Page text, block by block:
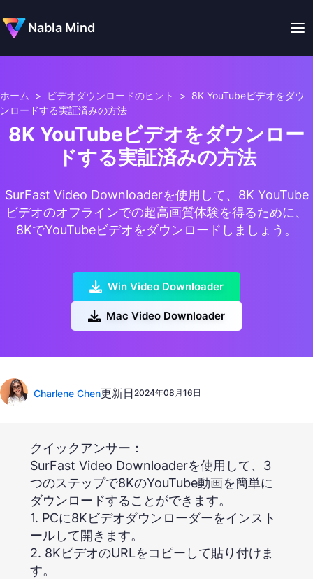
Nabla Mind
ホーム > ビデオダウンロードのヒント > 8K YouTubeビデオをダウ
ンロードする実証済みの方法
8K YouTubeビデオをダウンロー
ドする実証済みの方法
SurFast Video Downloaderを使用して、8K YouTube
ビデオのオフラインでの超高画質体験を得るために、
8KでYouTubeビデオをダウンロードしましょう。
Win Video Downloader
Mac Video Downloader
Charlene Chen更新日2024年08月16日
クイックアンサー：
SurFast Video Downloaderを使用して、3
つのステップで8KのYouTube動画を簡単に
ダウンロードすることができます。
1. PCに8Kビデオダウンローダーをインスト
ールして開きます。
2. 8KビデオのURLをコピーして貼り付けま
す。